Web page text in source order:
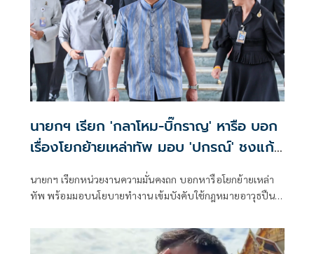
นายกฯ เรียก 'กลาโหม-บิ๊กราญ' หารือ บอก
เรื่องโยกย้ายเหล่าทัพ มอบ 'ปกรณ์' ชงแก้
นายกฯ เรียกหน่วยงานความมั่นคงถก บอกหารือโยกย้ายเหล่า
ทัพ พร้อมมอบนโยบายทำงาน เข้มบังคับใช้กฎหมายอาวุธปืน
ตัวบงการแน่